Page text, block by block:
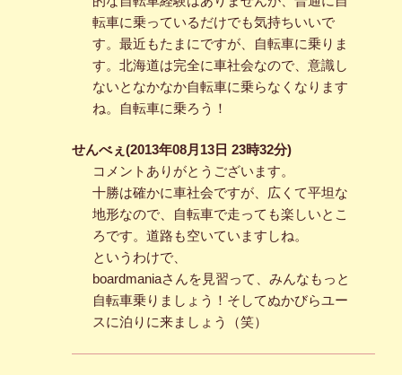
転車に乗っているだけでも気持ちいいで
す。最近もたまにですが、自転車に乗りま
す。北海道は完全に車社会なので、意識し
ないとなかなか自転車に乗らなくなります
ね。自転車に乗ろう！
せんべぇ(2013年08月13日 23時32分)
コメントありがとうございます。
十勝は確かに車社会ですが、広くて平坦な
地形なので、自転車で走っても楽しいとこ
ろです。道路も空いていますしね。
というわけで、
boardmaniaさんを見習って、みんなもっと
自転車乗りましょう！そしてぬかびらユー
スに泊りに来ましょう（笑）